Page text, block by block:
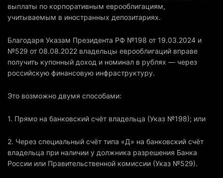
выплаты по корпоративным еврооблигациям,
учитываемым в иностранных депозитариях.
Благодаря Указам Президента РФ №198 от 19.03.2024 и
№529 от 08.08.2022 владельцы еврооблигаций вправе
получить купонный доход и номинал в рублях — через
российскую финансовую инфраструктуру.
Это возможно двумя способами:
1. Прямо на банковский счёт владельца (Указ №198); или
2. Через специальный счёт типа «Д» на банковский счёт
владельца при наличии у должника разрешения Банка
России или Правительственной комиссии (Указ №529).